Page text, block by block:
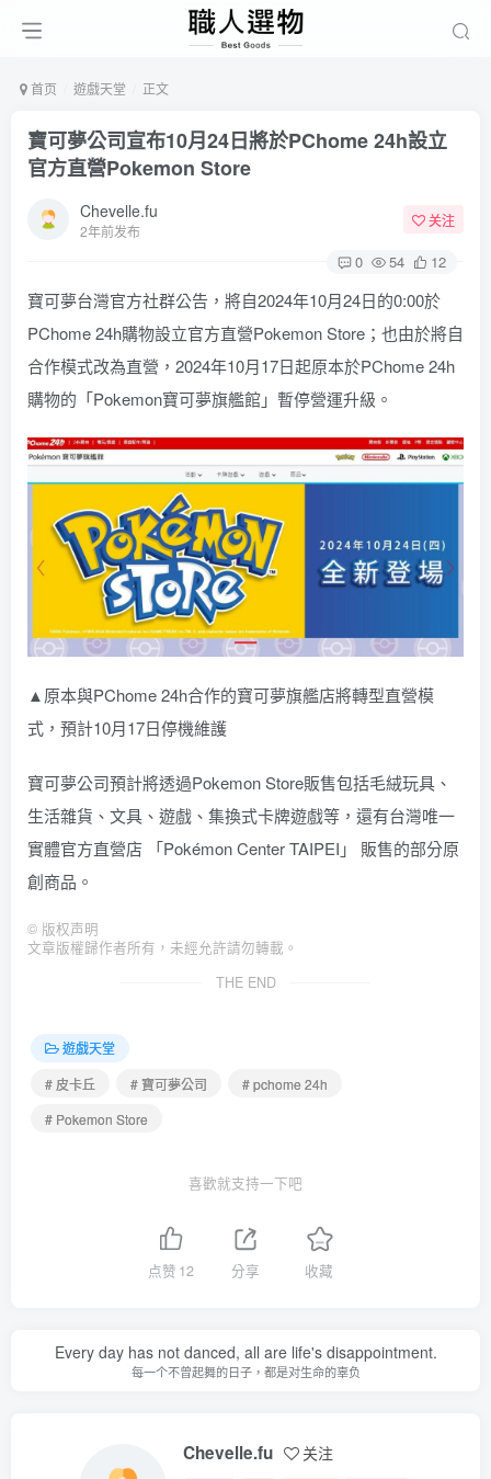
首页 遊戲天堂 正文
寶可夢公司宣布10月24日將於PChome 24h設立
官方直營Pokemon Store
Chevelle.fu
2年前发布
关注
0 54 12
寶可夢台灣官方社群公告，將自2024年10月24日的0:00於
PChome 24h購物設立官方直營Pokemon Store；也由於將自
合作模式改為直營，2024年10月17日起原本於PChome 24h
購物的「Pokemon寶可夢旗艦館」暫停營運升級。
▲原本與PChome 24h合作的寶可夢旗艦店將轉型直營模
式，預計10月17日停機維護
寶可夢公司預計將透過Pokemon Store販售包括毛絨玩具、
生活雜貨、文具、遊戲、集換式卡牌遊戲等，還有台灣唯一
實體官方直營店 「Pokémon Center TAIPEI」 販售的部分原
創商品。
© 版权声明
文章版權歸作者所有，未經允許請勿轉載。
THE END
遊戲天堂
# 皮卡丘
# 寶可夢公司
# pchome 24h
# Pokemon Store
喜歡就支持一下吧
点赞 12 分享 收藏
Every day has not danced, all are life's disappointment.
每一个不曾起舞的日子，都是对生命的辜负
Chevelle.fu 关注